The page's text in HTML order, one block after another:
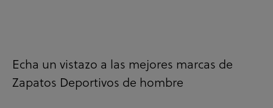
Echa un vistazo a las mejores marcas de
Zapatos Deportivos de hombre